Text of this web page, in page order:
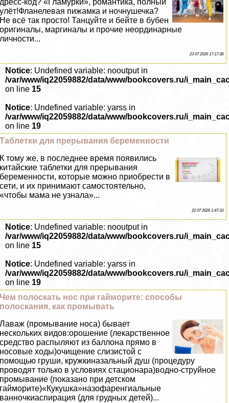
дресс-код? «Гламурки», романтика, полный
улёт!Фланелевая пижамка и ночнушечка?
Не всё так просто! Танцуйте и бейте в бубен
оригиналы, маргиналы и прочие неординарные
личности...
23 07 2026 17:17:38
Notice: Undefined variable: nooutput in
/var/www/iq22059882/data/www/bookcovers.ru/
on line 15
Notice: Undefined variable: yarss in
/var/www/iq22059882/data/www/bookcovers.ru/
on line 19
Таблетки для прерывания беременности
К тому же, в последнее время появились
китайские таблетки для прерывания
беременности, которые можно приобрести в
сети, и их принимают самостоятельно,
«чтобы мама не узнала»...
22 07 2026 1:47:33
Notice: Undefined variable: nooutput in
/var/www/iq22059882/data/www/bookcovers.ru/
on line 15
Notice: Undefined variable: yarss in
/var/www/iq22059882/data/www/bookcovers.ru/
on line 19
Чем полоскать нос при гайморите: способы
полоскания, как промывать
Лаваж (промывание носа) бывает
нескольких видов:орошение (лекарственное
средство распыляют из баллона прямо в
носовые ходы)очищение слизистой с
помощью груши, кружкиназальный душ (процедуру
проводят только в условиях стационара)водно-струйное
промывание (показано при детском
гайморите)«Кукушка»назофаренгиальные
ванночкиаспирация (для грудных детей)...